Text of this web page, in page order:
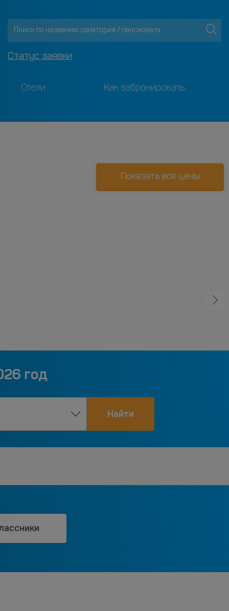
Статус заявки
Отели Как забронировать
Показать все цены
год
Найти